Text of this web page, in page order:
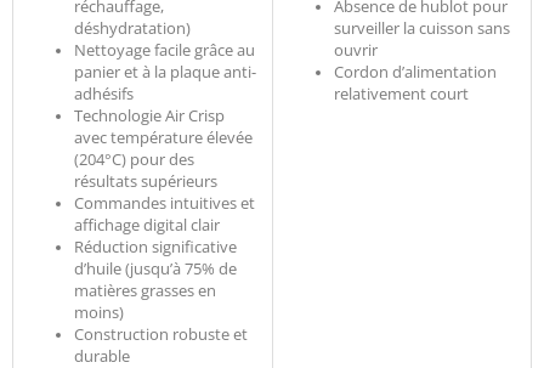
réchauffage,
déshydratation)
Nettoyage facile grâce au
panier et à la plaque anti-
adhésifs
Technologie Air Crisp
avec température élevée
(204°C) pour des
résultats supérieurs
Commandes intuitives et
affichage digital clair
Réduction significative
d’huile (jusqu’à 75% de
matières grasses en
moins)
Construction robuste et
durable
Absence de hublot pour
surveiller la cuisson sans
ouvrir
Cordon d’alimentation
relativement court